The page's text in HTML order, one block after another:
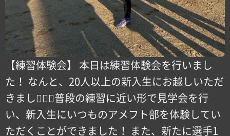
【練習体験会】 本日は練習体験会を行いまし
た！ なんと、20人以上の新入生にお越しいただ
きました️🏻🏻普段の練習に近い形で見学会を行
い、新入生にいつものアメフト部を体験してい
ただくことができました！ また、新たに選手1